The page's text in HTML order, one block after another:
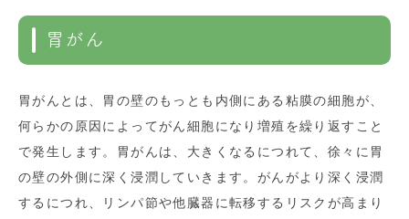
胃がん
胃がんとは、胃の壁のもっとも内側にある粘膜の細胞が、
何らかの原因によってがん細胞になり増殖を繰り返すこと
で発生します。胃がんは、大きくなるにつれて、徐々に胃
の壁の外側に深く浸潤していきます。がんがより深く浸潤
するにつれ、リンパ節や他臓器に転移するリスクが高まり